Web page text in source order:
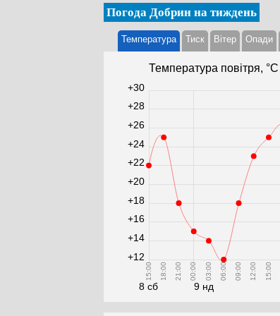
Погода Добрин на тиждень
Температура Тиск Вітер Опади
Температура повітря, °С
8 сб
15:00 18:00 21:00
9 нд
00:00 03:00 06:00 09:00 12:00 15:00
+12
+14
+16
+18
+20
+22
+24
+26
+28
+30